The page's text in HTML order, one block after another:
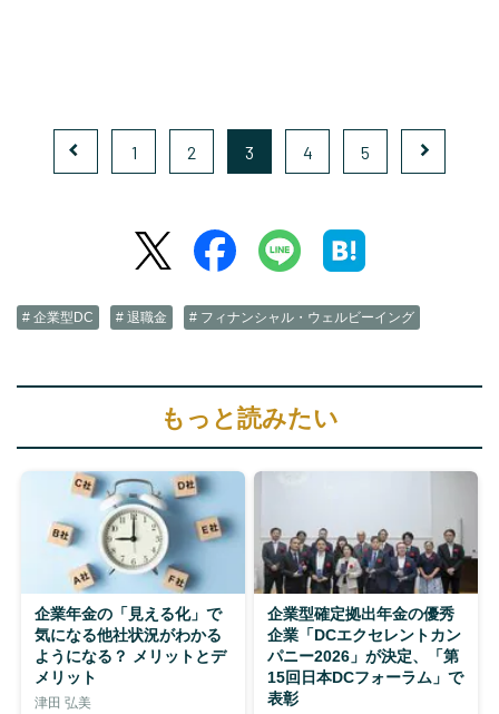
1 2 3 4 5
# 企業型DC # 退職金 # フィナンシャル・ウェルビーイング
もっと読みたい
企業年金の「見える化」で
気になる他社状況がわかる
ようになる？ メリットとデ
メリット
津田 弘美
企業型確定拠出年金の優秀
企業「DCエクセレントカン
パニー2026」が決定、「第
15回日本DCフォーラム」で
表彰